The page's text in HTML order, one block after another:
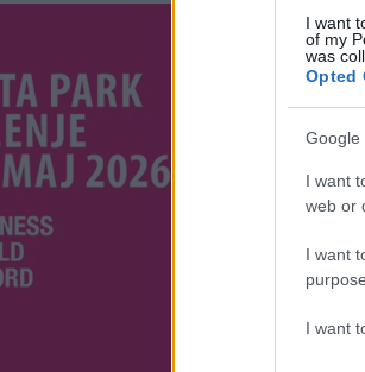
I want
of my
was
Opted
Google
I want
web or
I want
I want